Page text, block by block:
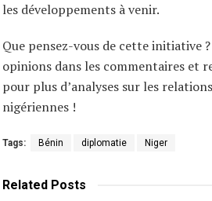
les développements à venir.
Que pensez-vous de cette initiative
opinions dans les commentaires et
pour plus d’analyses sur les
nigériennes !
Tags: Bénin diplomatie Niger
RelatedPosts